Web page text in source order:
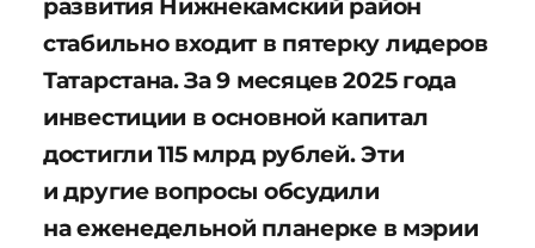
развития Нижнекамский район
стабильно входит в пятерку лидеров
Татарстана. За 9 месяцев 2025 года
инвестиции в основной капитал
достигли 115 млрд рублей. Эти
и другие вопросы обсудили
на еженедельной планерке в мэрии